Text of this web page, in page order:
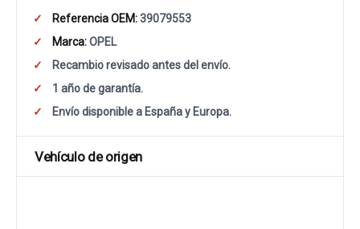
Referencia OEM:39079553
Marca:OPEL
Recambio revisado antes del envío.
1 año de garantía.
Envío disponible a España y Europa.
Vehículo de origen